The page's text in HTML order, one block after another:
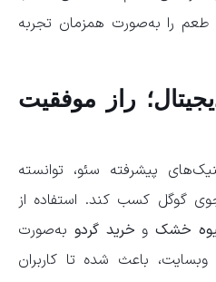
طعم را به‌صورت همزمان تجربه
راز موفقیت
پیشرفته سئو، توانسته
گوگل کسب کند. استفاده از
خشکو خرید گردو به‌صورت
باعث شده تا کاربران